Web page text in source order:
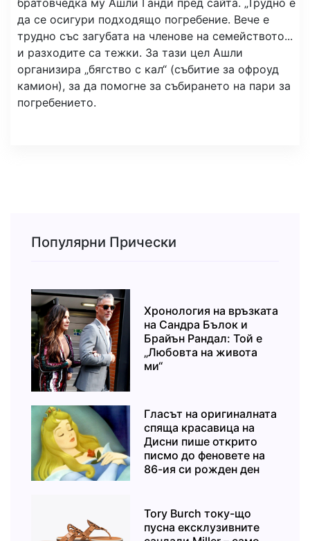
да се осигури подходящо погребение. Вече е
трудно със загубата на членове на семейството...
и разходите са тежки. За тази цел Ашли
организира „бягство с кал“ (събитие за офроуд
камион), за да помогне за събирането на пари за
погребението.
Популярни Прически
Хронология на връзката
на Сандра Бълок и
Брайън Рандал: Той е
„Любовта на живота
ми“
Гласът на оригиналната
спяща красавица на
Дисни пише открито
писмо до феновете на
86-ия си рожден ден
Tory Burch току-що
пусна ексклузивните